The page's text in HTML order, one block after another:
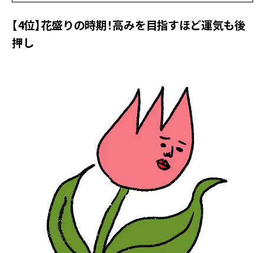
【4位】花盛りの時期！高みを目指すほど運気も後
押し